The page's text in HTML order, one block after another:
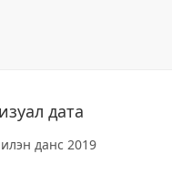
дата
данс 2019